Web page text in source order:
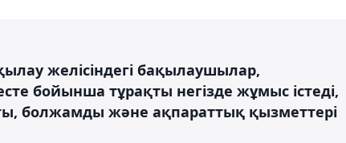
желісіндегі бақылаушылар,
бойынша тұрақты негізде жұмыс істеді,
болжамды және ақпараттық қызметтері